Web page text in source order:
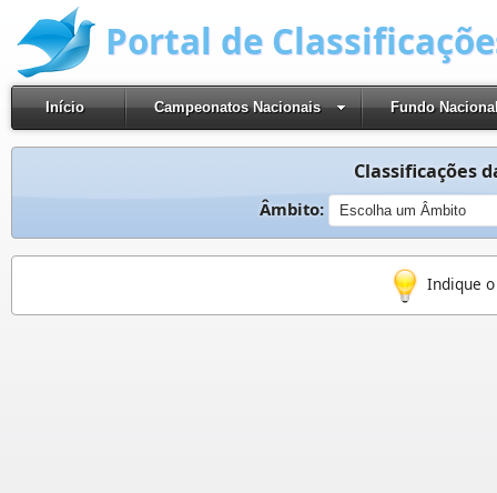
Portal de
Início Campeonatos Nacionais Fundo
Classificações
Âmbito:
Indique